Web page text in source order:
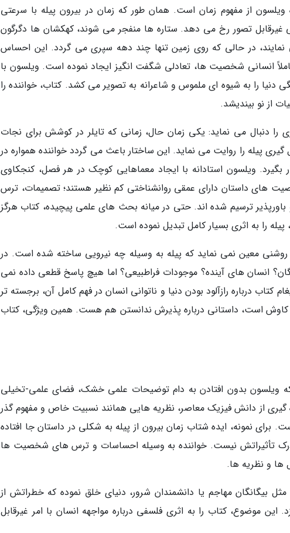
ویلسون از مفهوم زمان است. همان طور که زمان در بیرون پیله با سرعتی
غیرقابل تصور رخ می دهد. ستاره ها منفجر می شوند، کهکشان ها دگرگون
در حالی که روی زمین تنها چند دهه سپری می گردد. این احساس
انسانی شخصیت ها، تعادلی شگفت انگیز ایجاد نموده است. ویلسون با
دنیا را به شیوه ای ملموس و شاعرانه به تصویر می کشد. کتاب، خواننده را
از نو بیندیشد.
را دنبال می نماید: یکی زمان حال، زمانی که تایلر در کوشش برای نجات
پیله را روایت می نماید. این ساختار باعث می گردد خواننده همواره در
ویلسون استادانه با ایجاد معماهایی کوچک در هر فصل، کنجکاوی
های داستان دارای عمقی روانشناختی کم نظیر هستند؛ تصمیمات، ترس
ترسیم شده اند. حتی در میانه بحث های علمی پیچیده، کتاب هرگز
را به اثری بسیار کامل تبدیل نموده است.
معین نمی نماید که پیله به وسیله چه نیرویی ساخته شده است. در
انسان های آینده؟ موجودات فراطبیعی؟ اما هیچ پاسخ قطعی داده نمی
درباره رازآلود بودن دنیا و ناتوانی انسان در فهم کامل آن، برجسته تر
و کاوش است، داستانی درباره پذیرش ندانستن هم هست. همین ویژگی، کتاب
که ویلسون بدون افتادن به دام توضیحات علمی خشک، فضای علمی-تخیلی
گیری از دانش فیزیک معاصر، نظریه هایی همانند نسبیت خاص و مفهوم گذر
برای نمونه، ایده شتاب زمان بیرون از پیله به شکلی در داستان جا افتاده
درک تأثیراتش نیست. خواننده به وسیله احساسات و ترس های شخصیت ها
ها و نظریه ها.
بیگانگان مهاجم یا دانشمندان شرور، دنیای خلق نموده که خطراتش از
این موضوع، کتاب را به اثری فلسفی درباره مواجهه انسان با امر غیرقابل